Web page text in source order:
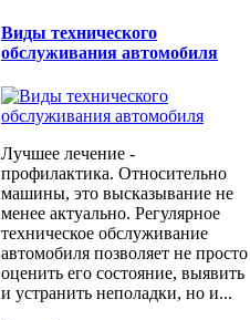
Виды технического
обслуживания автомобиля
Лучшее лечение -
профилактика. Относительно
машины, это высказывание не
менее актуально. Регулярное
техническое обслуживание
автомобиля позволяет не просто
оценить его состояние, выявить
и устранить неполадки, но и...